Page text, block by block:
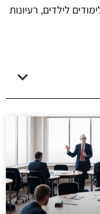
לילדים, רעיונות